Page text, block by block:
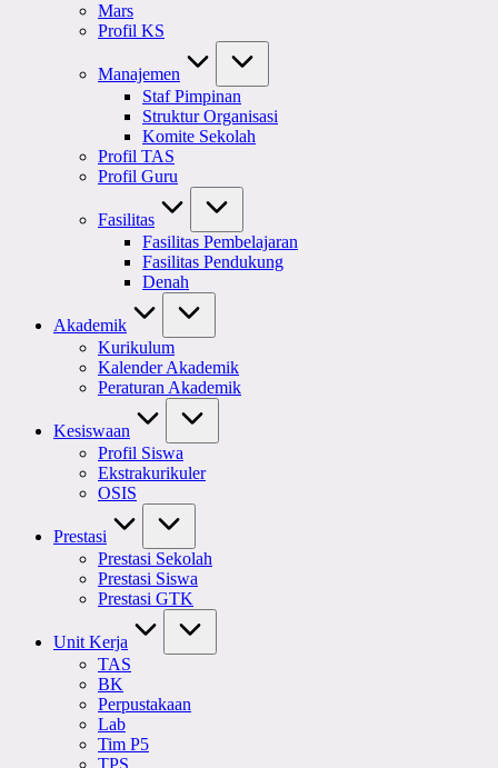
Mars
Profil KS
Manajemen
Staf Pimpinan
Struktur Organisasi
Komite Sekolah
Profil TAS
Profil Guru
Fasilitas
Fasilitas Pembelajaran
Fasilitas Pendukung
Denah
Akademik
Kurikulum
Kalender Akademik
Peraturan Akademik
Kesiswaan
Profil Siswa
Ekstrakurikuler
OSIS
Prestasi
Prestasi Sekolah
Prestasi Siswa
Prestasi GTK
Unit Kerja
TAS
BK
Perpustakaan
Lab
Tim P5
TPS